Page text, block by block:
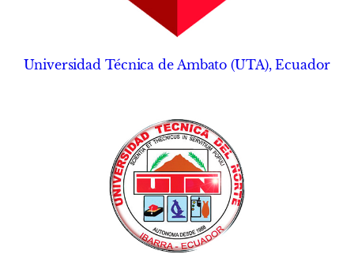
Universidad Técnica de Ambato (UTA), Ecuador